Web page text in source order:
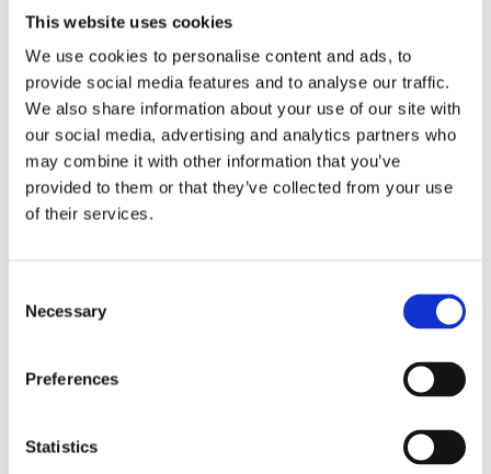
This website uses cookies
We use cookies to personalise content and ads, to
provide social media features and to analyse our traffic.
We also share information about your use of our site with
our social media, advertising and analytics partners who
may combine it with other information that you’ve
provided to them or that they’ve collected from your use
of their services.
Selection
Necessary
Preferences
Statistics
Square Pro
Plafond LED
45x45x7.4cm - 3060
Lumen - 3000-5000K
699,00KR
KÖP
Mona Plafond
Satin
31x94cm - E27
449,00KR
INFO
Molly Taklampa
Lägg